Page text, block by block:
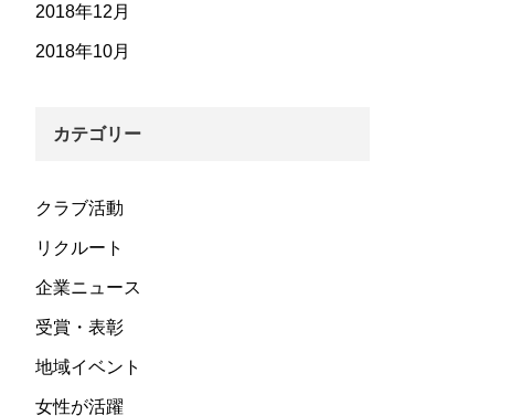
2018年12月
2018年10月
カテゴリー
クラブ活動
リクルート
企業ニュース
受賞・表彰
地域イベント
女性が活躍